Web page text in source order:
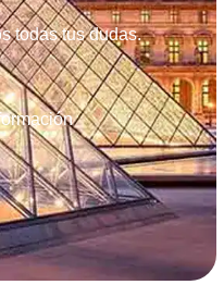
todas tus dudas.